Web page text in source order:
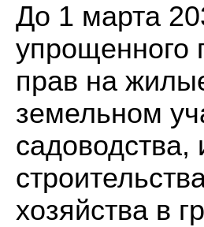
До 1 марта
упрощенного
прав на
земельном
хозяйства в